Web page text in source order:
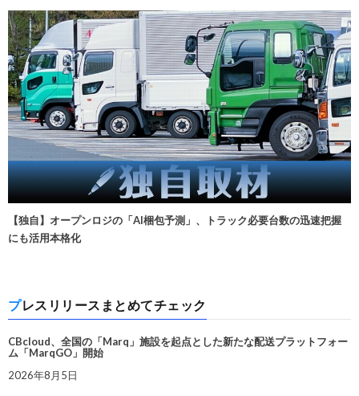
【独自】オープンロジの「AI梱包予測」、トラック必要台数の迅速把握
にも活用本格化
プレスリリースまとめてチェック
CBcloud、全国の「Marq」施設を起点とした新たな配送プラットフォー
ム「MarqGO」開始
2026年8月5日